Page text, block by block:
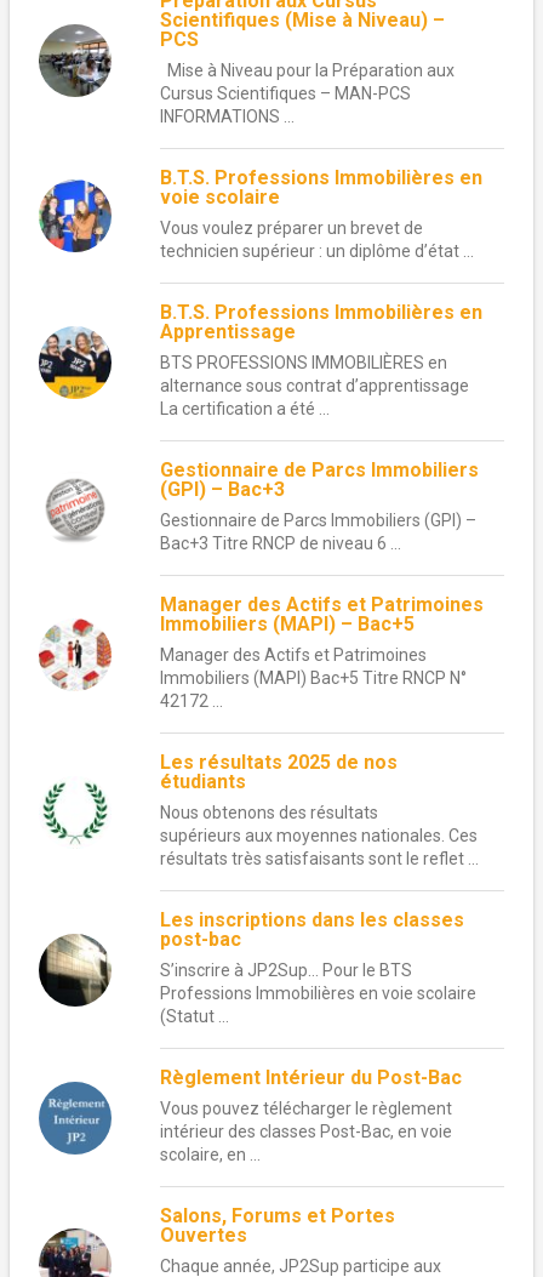
Scientifiques (Mise à Niveau) –
PCS
Mise à Niveau pour la Préparation aux
Cursus Scientifiques – MAN-PCS
INFORMATIONS ...
B.T.S. Professions Immobilières en
voie scolaire
Vous voulez préparer un brevet de
technicien supérieur : un diplôme d’état ...
B.T.S. Professions Immobilières en
Apprentissage
BTS PROFESSIONS IMMOBILIÈRES en
alternance sous contrat d’apprentissage
La certification a été ...
Gestionnaire de Parcs Immobiliers
(GPI) – Bac+3
Gestionnaire de Parcs Immobiliers (GPI) –
Bac+3 Titre RNCP de niveau 6 ...
Manager des Actifs et Patrimoines
Immobiliers (MAPI) – Bac+5
Manager des Actifs et Patrimoines
Immobiliers (MAPI) Bac+5 Titre RNCP N°
42172 ...
Les résultats 2025 de nos
étudiants
Nous obtenons des résultats
supérieurs aux moyennes nationales. Ces
résultats très satisfaisants sont le reflet ...
Les inscriptions dans les classes
post-bac
S’inscrire à JP2Sup… Pour le BTS
Professions Immobilières en voie scolaire
(Statut ...
Règlement Intérieur du Post-Bac
Vous pouvez télécharger le règlement
intérieur des classes Post-Bac, en voie
scolaire, en ...
Salons, Forums et Portes
Ouvertes
Chaque année, JP2Sup participe aux